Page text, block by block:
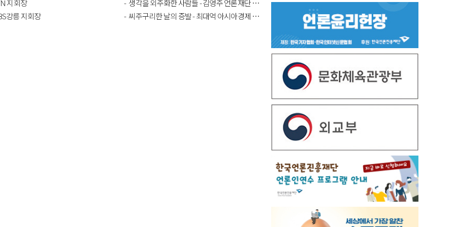
지회장
강릉 지회장
생각을 외주화한 사람들 - 김영주 언론재단 수석연구위원·정재민 카이스트…
씨주구리한 날의 증발 - 최대억 아시아경제 대구경북취재국장